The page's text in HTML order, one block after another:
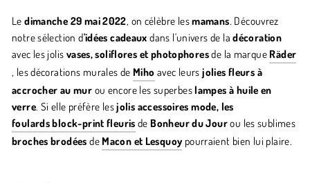
Ledimanche 29 mai 2022, on célèbre lesmamans. Découvrez
notre sélection d'idées cadeaux dans l'univers de ladécoration
avec les jolis vases, soliflores et photophoresde la marque Räder
, les décorations murales de Miho avec leursjolies fleurs à
accrocher au mur ou encore les superbeslampes à huile en
verre. Si elle préfère lesjolis accessoires mode, les
foulards block-print fleuris de Bonheur du Jourou les sublimes
broches brodéesde Macon et Lesquoy pourraient bien lui plaire.